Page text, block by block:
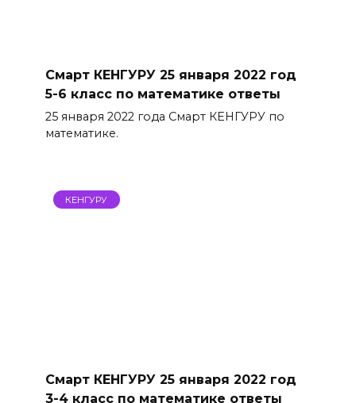
Смарт КЕНГУРУ 25 января 2022 год
5-6 класс по математике ответы
25 января 2022 года Смарт КЕНГУРУ по
математике.
КЕНГУРУ
Смарт КЕНГУРУ 25 января 2022 год
3-4 класс по математике ответы